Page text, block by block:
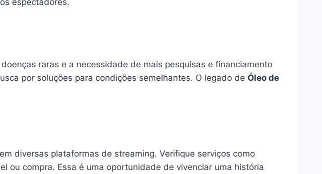
raras e a necessidade de mais pesquisas e financiamento
por soluções para condições semelhantes. O legado de Óleo de
diversas plataformas de streaming. Verifique serviços como
ou compra. Essa é uma oportunidade de vivenciar uma história